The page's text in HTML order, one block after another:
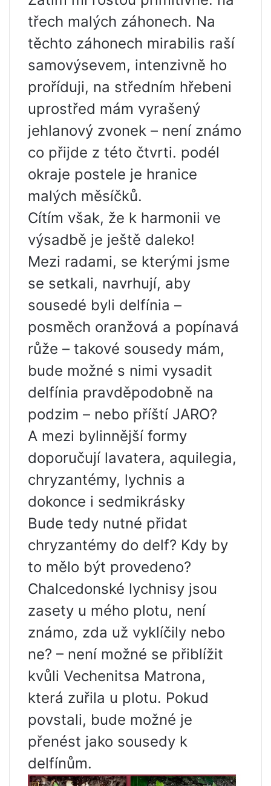
třech malých záhonech. Na
těchto záhonech mirabilis raší
samovýsevem, intenzivně ho
proříduji, na středním hřebeni
uprostřed mám vyrašený
jehlanový zvonek – není známo
co přijde z této čtvrti. podél
okraje postele je hranice
malých měsíčků.
Cítím však, že k harmonii ve
výsadbě je ještě daleko!
Mezi radami, se kterými jsme
se setkali, navrhují, aby
sousedé byli delfínia –
posměch oranžová a popínavá
růže – takové sousedy mám,
bude možné s nimi vysadit
delfínia pravděpodobně na
podzim – nebo příští JARO?
A mezi bylinnější formy
doporučují lavatera, aquilegia,
chryzantémy, lychnis a
dokonce i sedmikrásky
Bude tedy nutné přidat
chryzantémy do delf? Kdy by
to mělo být provedeno?
Chalcedonské lychnisy jsou
zasety u mého plotu, není
známo, zda už vyklíčily nebo
ne? – není možné se přiblížit
kvůli Vechenitsa Matrona,
která zuřila u plotu. Pokud
povstali, bude možné je
přenést jako sousedy k
delfínům.